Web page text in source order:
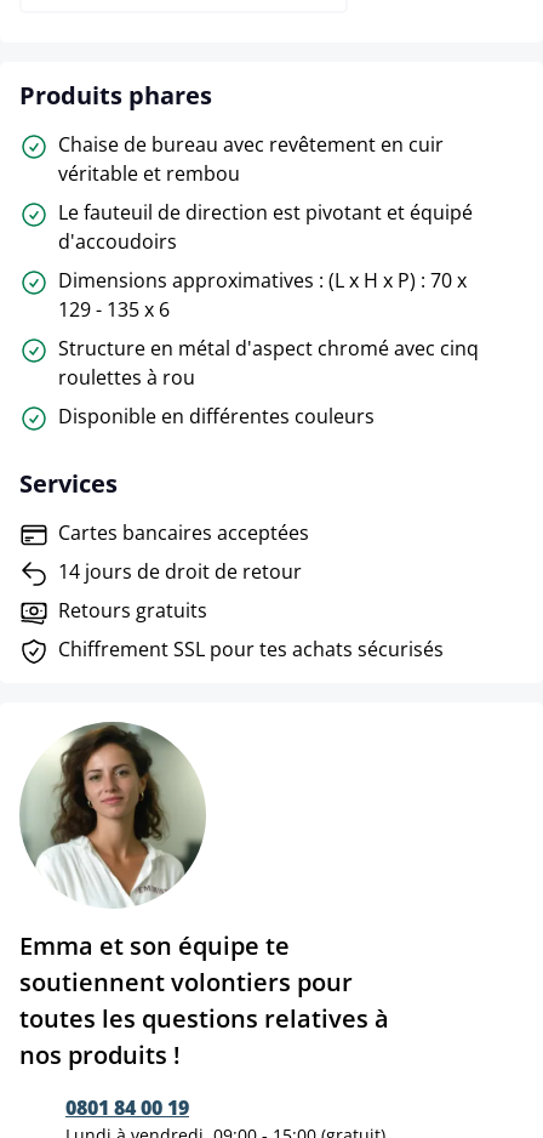
Produits phares
Chaise de bureau avec revêtement en cuir
véritable et rembou
Le fauteuil de direction est pivotant et équipé
d'accoudoirs
Dimensions approximatives : (L x H x P) : 70 x
129 - 135 x 6
Structure en métal d'aspect chromé avec cinq
roulettes à rou
Disponible en différentes couleurs
Services
Cartes bancaires acceptées
14 jours de droit de retour
Retours gratuits
Chiffrement SSL pour tes achats sécurisés
Emma et son équipe te
soutiennent volontiers pour
toutes les questions relatives à
nos produits !
0801 84 00 19